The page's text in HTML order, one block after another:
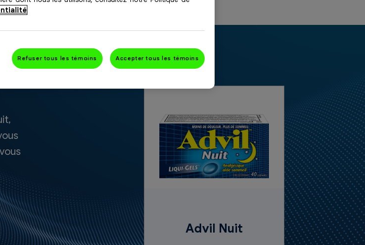
Advil Nuit
Refuser tous les témoins Accepter tous les témoins